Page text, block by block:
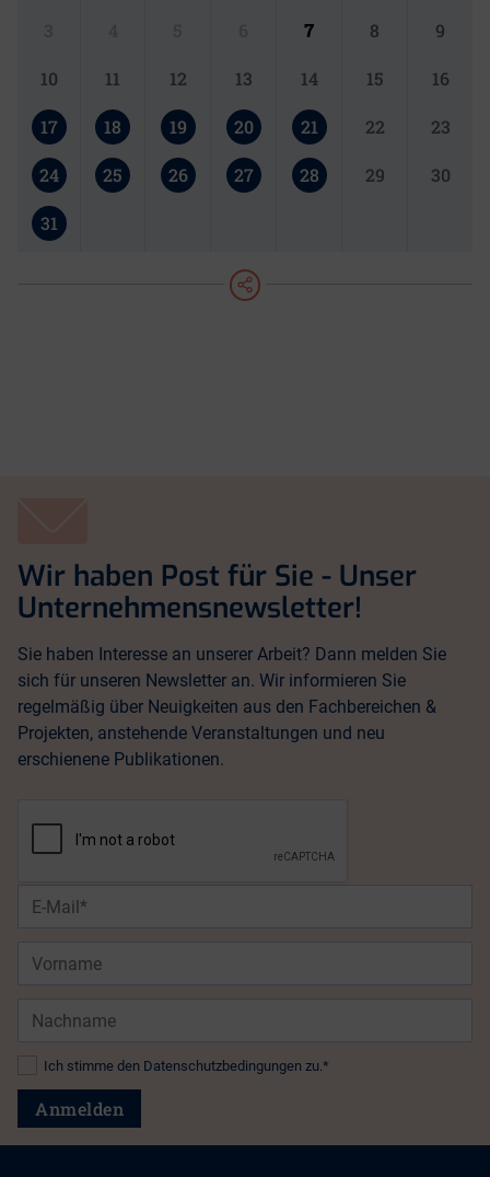
7 8 9
10 11 12 13 14 15 16
17 18 19 20 21 22 23
24 25 26 27 28 29 30
31
teilen
Wir haben Post für Sie - Unser
Unternehmensnewsletter!
Sie haben Interesse an unserer Arbeit? Dann melden Sie
sich für unseren Newsletter an. Wir informieren Sie
regelmäßig über Neuigkeiten aus den Fachbereichen &
Projekten, anstehende Veranstaltungen und neu
erschienene Publikationen.
E-
Vorname
Nachname
Datenschutz*
Ich stimme den Datenschutzbedingungen zu.*
Anmelden